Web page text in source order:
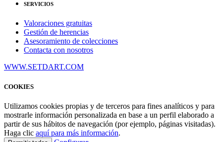
SERVICIOS
Valoraciones gratuitas
Gestión de herencias
Asesoramiento de colecciones
Contacta con nosotros
WWW.SETDART.COM
COOKIES
Utilizamos cookies propias y de terceros para fines analíticos y para
mostrarle información personalizada en base a un perfil elaborado a
partir de sus hábitos de navegación (por ejemplo, páginas visitadas).
Haga clic aquí para más información.